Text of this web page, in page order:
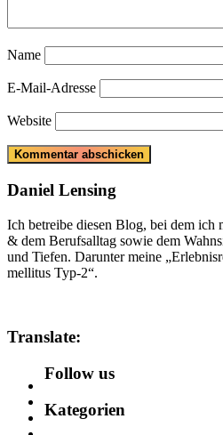
Name
E-Mail-Adresse
Website
Daniel Lensing
Ich betreibe diesen Blog, bei dem ich
& dem Berufsalltag sowie dem
und Tiefen. Darunter meine
mellitus Typ-2“.
Translate:
Follow us
Kategorien